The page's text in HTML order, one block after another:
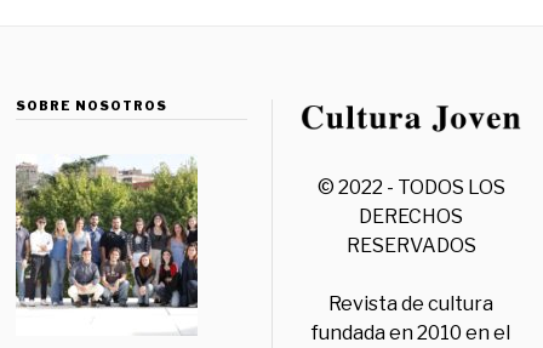
SOBRE NOSOTROS
© 2022 - TODOS LOS
DERECHOS
RESERVADOS
Revista de cultura
fundada en 2010 en el